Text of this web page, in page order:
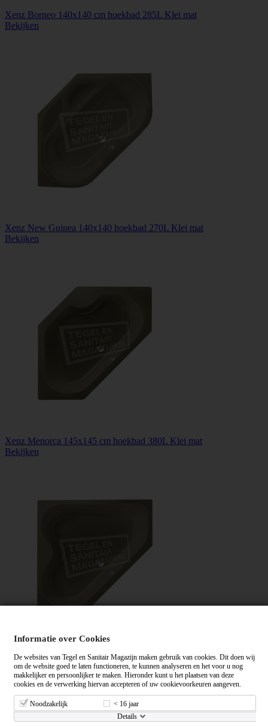
Xenz Borneo 140x140 cm hoekbad 285L Klei mat
Bekijken
Xenz New Guinea 140x140 hoekbad 270L Klei mat
Bekijken
Xenz Menorca 145x145 cm hoekbad 380L Klei mat
Bekijken
Xenz Cyprus 145x145 hoekbad 420L Klei mat
Bekijken
Informatie over Cookies
De websites van Tegel en Sanitair Magazijn maken gebruik van cookies. Dit doen wij
om de website goed te laten functioneren, te kunnen analyseren en het voor u nog
makkelijker en persoonlijker te maken. Hieronder kunt u het plaatsen van deze
cookies en de verwerking hiervan accepteren of uw cookievoorkeuren aangeven.
Noodzakelijk
< 16 jaar
Details